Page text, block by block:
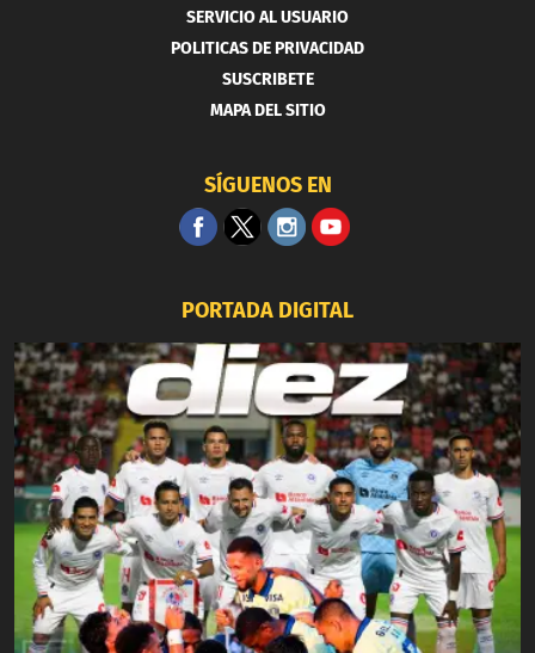
SERVICIO AL USUARIO
POLITICAS DE PRIVACIDAD
SUSCRIBETE
MAPA DEL SITIO
SÍGUENOS EN
PORTADA DIGITAL